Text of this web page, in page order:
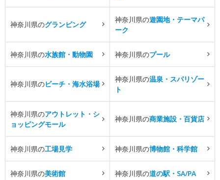
神奈川県のグランピング
神奈川県の遊園地・テーマパ
ーク
神奈川県の水族館・動物園 神奈川県のプール
神奈川県のビーチ・海水浴場
神奈川県の温泉・スパリゾー
ト
神奈川県のアウトレット・シ
ョッピングモール
神奈川県の商業施設・百貨店
神奈川県の工場見学 神奈川県の博物館・科学館
神奈川県の美術館 神奈川県の道の駅・SA/PA